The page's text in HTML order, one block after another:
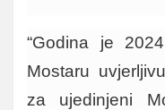
“Godina je
Mostaru
za ujedinjeni